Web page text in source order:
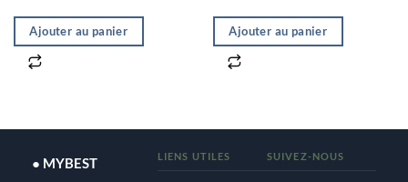
Ajouter au panier Ajouter au panier
● MYBEST LIENS UTILES SUIVEZ-NOUS